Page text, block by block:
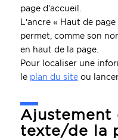
page d’accueil.
L’ancre « Haut de
permet, comme son
en haut de la page.
Pour localiser une
le plan du siteou
Ajustement
texte/de la